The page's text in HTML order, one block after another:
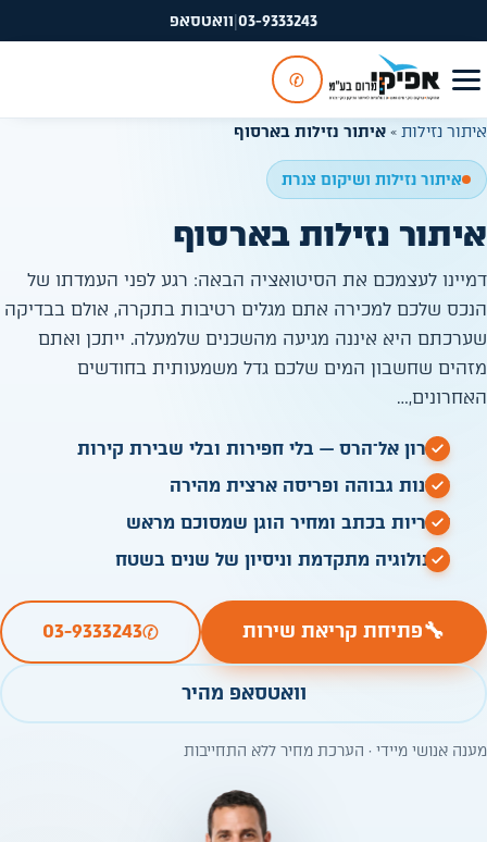
03-9333243
|וואטסאפ
✆
איתור נזילות » איתור נזילות בארסוף
איתור נזילות ושיקום צנרת
איתור נזילות בארסוף
דמיינו לעצמכם את הסיטואציה הבאה: רגע לפני העמדתו של
הנכס שלכם למכירה אתם מגלים רטיבות בתקרה, אולם בבדיקה
שערכתם היא איננה מגיעה מהשכנים שלמעלה. ייתכן ואתם
מזהים שחשבון המים שלכם גדל משמעותית בחודשים
האחרונים,…
פתרון אל־הרס — בלי חפירות ובלי שבירת קירות
זמינות גבוהה ופריסה ארצית מהירה
אחריות בכתב ומחיר הוגן שמסוכם מראש
טכנולוגיה מתקדמת וניסיון של שנים בשטח
🔧פתיחת קריאת שירות ✆
03-9333243
וואטסאפ מהיר
מענה אנושי מיידי · הערכת מחיר ללא התחייבות